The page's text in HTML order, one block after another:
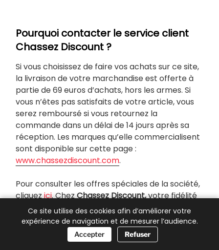
Pourquoi contacter le service client
Chassez Discount ?
Si vous choisissez de faire vos achats sur ce site,
la livraison de votre marchandise est offerte à
partie de 69 euros d’achats, hors les armes. Si
vous n’êtes pas satisfaits de votre article, vous
serez remboursé si vous retournez la
commande dans un délai de 14 jours après sa
réception. Les marques qu’elle commercialisent
sont disponible sur cette page :
www.chassezdiscount.com.
Pour consulter les offres spéciales de la société,
cliquezici. ChezChassez Discount,votre fidélité
est récompensé, pour consulter les programme
de fidélité, veuillez suivre ce lien :
www.chassezdiscount.com.
Ce site utilise des cookies afin d’améliorer votre
expérience de navigation et de mesurer l’audience.
Accepter Refuser📞 Besoin d’aide ?